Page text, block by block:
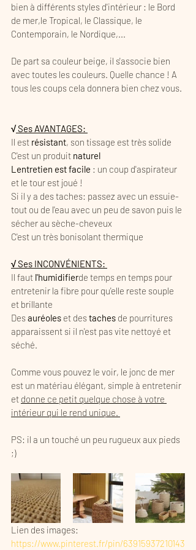
bien à différents styles d'intérieur : le Bord
de mer,le Tropical, le Classique, le
Contemporain, le Nordique,...
De part sa couleur beige, il s'associe bien
avec toutes les couleurs. Quelle chance ! A
tous les coups cela donnera bien chez vous.
√ Ses AVANTAGES:
Il est résistant, son tissage est très solide
C'est un produit naturel
Lentretien est facile : un coup d'aspirateur
et le tour est joué !
Si il y a des taches: passez avec un essuie-
tout ou de l'eau avec un peu de savon puis le
sécher au sèche-cheveux
C'est un très bonisolant thermique
√ Ses INCONVÉNIENTS:
Il faut l'humidifierde temps en temps pour
entretenir la fibre pour qu'elle reste souple
et brillante
Des auréoles et des taches de pourritures
apparaissent si il n'est pas vite nettoyé et
séché.
Comme vous pouvez le voir, le jonc de mer
est un matériau élégant, simple à entretenir
et donne ce petit quelque chose à votre
intérieur qui le rend unique.
PS: il a un touché un peu rugueux aux pieds
;)
Lien des images:
https://www.pinterest.fr/pin/63915937210143